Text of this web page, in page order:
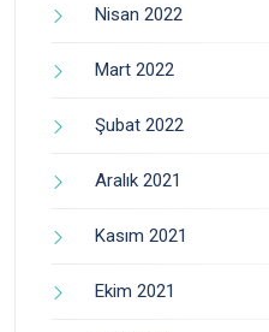
Nisan 2022
Mart 2022
Şubat 2022
Aralık 2021
Kasım 2021
Ekim 2021